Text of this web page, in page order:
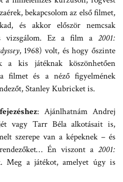
bekapcsolom az első filmet,
és akkor először nemcsak
vizsgálom. Ez a film a 2001:
, 1968) volt, és hogy őszinte
a kis játéknak köszönhetően
filmet és a néző figyelmének
Stanley Kubricket is.
: Ajánlhatnám Andrej
vagy Tarr Béla alkotásait is,
szerepe van a képeknek – és
Én viszont a 2001:
Meg a játékot, amelyet úgy is